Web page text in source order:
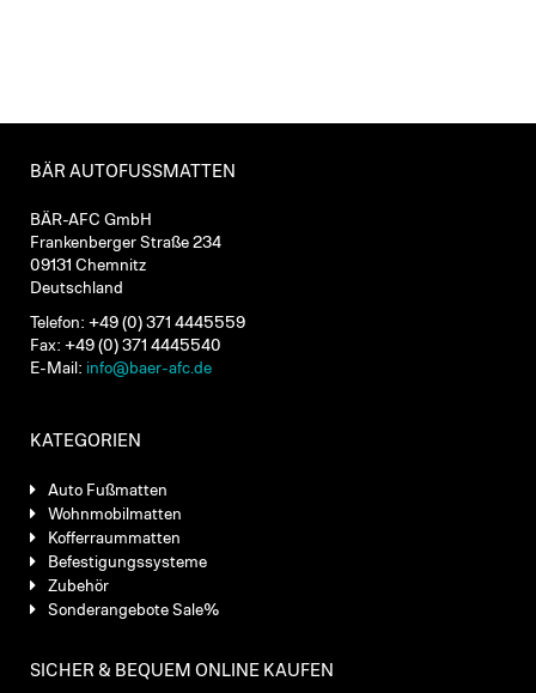
BÄR AUTOFUSSMATTEN
BÄR-AFC GmbH
Frankenberger Straße 234
09131 Chemnitz
Deutschland
Telefon: +49 (0) 371 4445559
Fax: +49 (0) 371 4445540
E-Mail: info@baer-afc.de
KATEGORIEN
Auto Fußmatten
Wohnmobilmatten
Kofferraummatten
Befestigungssysteme
Zubehör
Sonderangebote Sale%
SICHER & BEQUEM ONLINE KAUFEN